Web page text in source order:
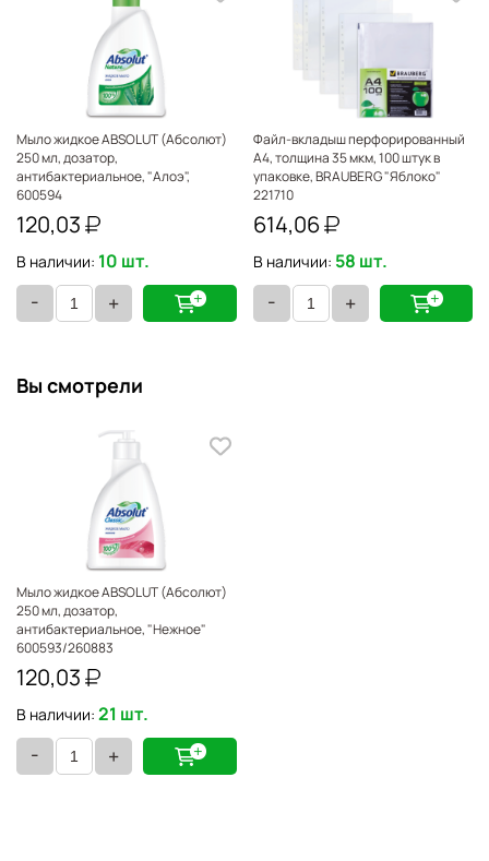
Мыло жидкое ABSOLUT (Абсолют)
250 мл, дозатор,
антибактериальное, "Алоэ",
600594
120,03
В наличии: 10 шт.
- +
Файл-вкладыш перфорированный
А4, толщина 35 мкм, 100 штук в
упаковке, BRAUBERG "Яблоко"
221710
614,06
В наличии: 58 шт.
- +
Вы смотрели
Мыло жидкое ABSOLUT (Абсолют)
250 мл, дозатор,
антибактериальное, "Нежное"
600593/260883
120,03
В наличии: 21 шт.
- +